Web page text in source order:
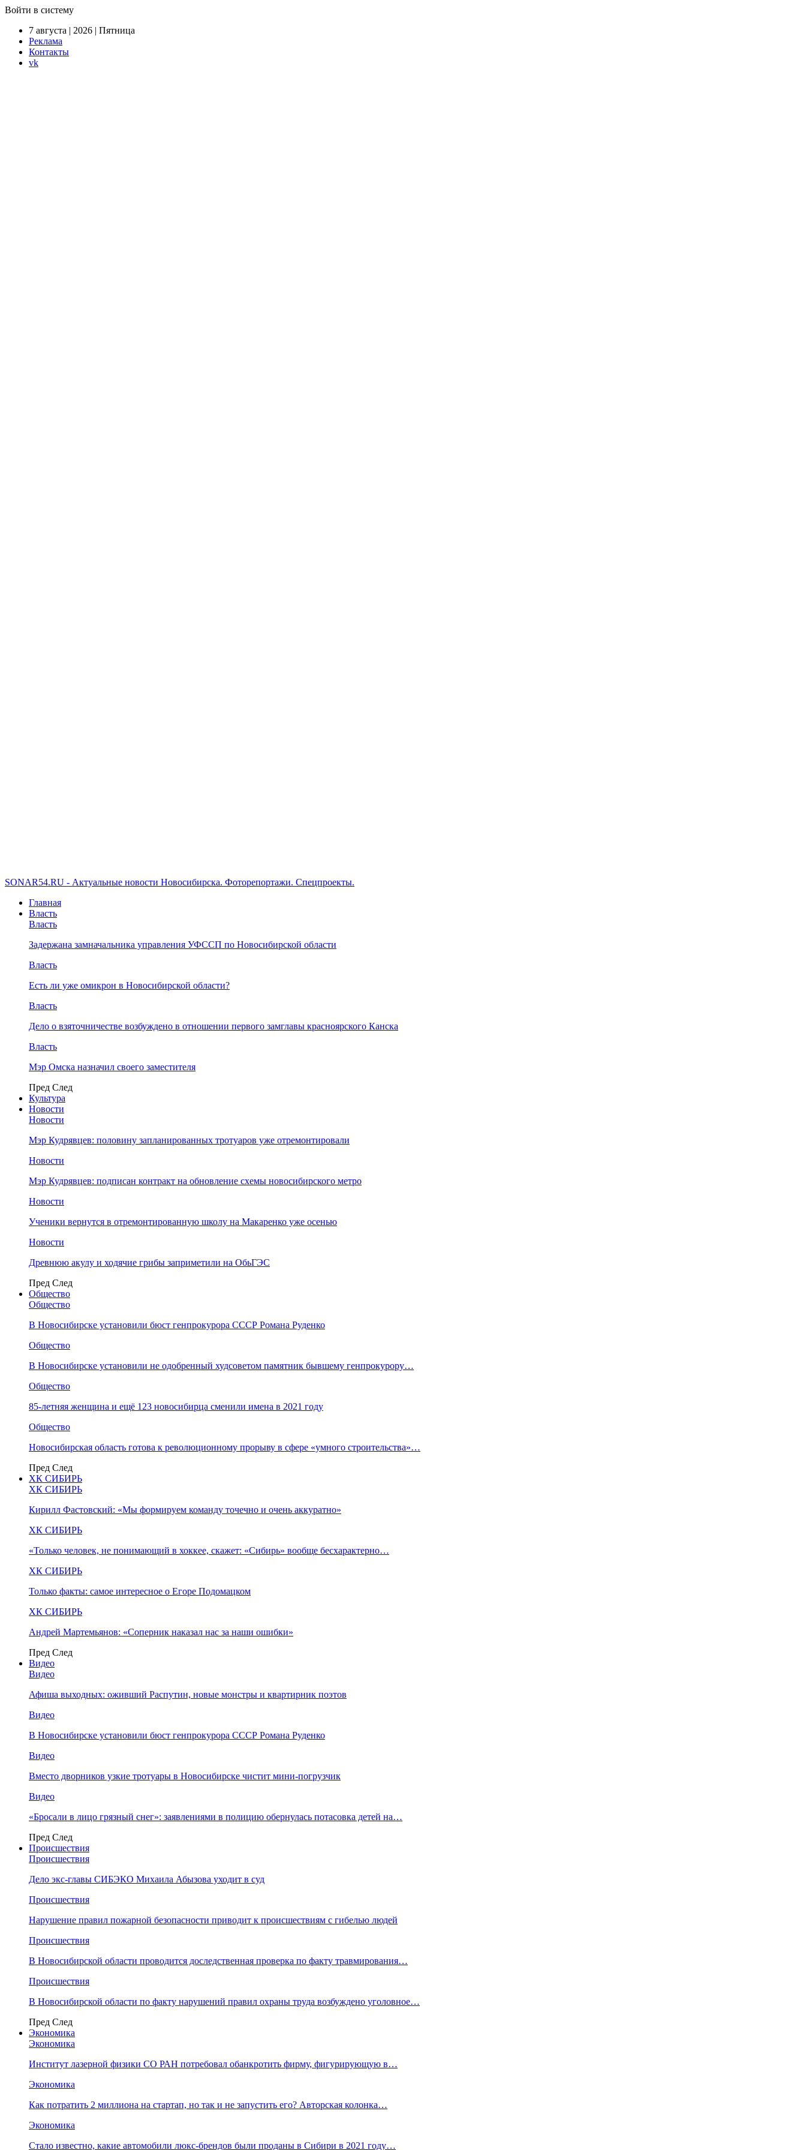
Войти в систему
7 августа | 2026 | Пятница
Реклама
Контакты
vk
SONAR54.RU - Актуальные новости Новосибирска. Фоторепортажи. Спецпроекты.
Главная
Власть
Власть
Задержана замначальника управления УФССП по Новосибирской области
Власть
Есть ли уже омикрон в Новосибирской области?
Власть
Дело о взяточничестве возбуждено в отношении первого замглавы красноярского Канска
Власть
Мэр Омска назначил своего заместителя
Пред След
Культура
Новости
Новости
Мэр Кудрявцев: половину запланированных тротуаров уже отремонтировали
Новости
Мэр Кудрявцев: подписан контракт на обновление схемы новосибирского метро
Новости
Ученики вернутся в отремонтированную школу на Макаренко уже осенью
Новости
Древнюю акулу и ходячие грибы заприметили на ОбьГЭС
Пред След
Общество
Общество
В Новосибирске установили бюст генпрокурора СССР Романа Руденко
Общество
В Новосибирске установили не одобренный худсоветом памятник бывшему генпрокурору…
Общество
85-летняя женщина и ещё 123 новосибирца сменили имена в 2021 году
Общество
Новосибирская область готова к революционному прорыву в сфере «умного строительства»…
Пред След
ХК СИБИРЬ
ХК СИБИРЬ
Кирилл Фастовский: «Мы формируем команду точечно и очень аккуратно»
ХК СИБИРЬ
«Только человек, не понимающий в хоккее, скажет: «Сибирь» вообще бесхарактерно…
ХК СИБИРЬ
Только факты: самое интересное о Егоре Подомацком
ХК СИБИРЬ
Андрей Мартемьянов: «Соперник наказал нас за наши ошибки»
Пред След
Видео
Видео
Афиша выходных: оживший Распутин, новые монстры и квартирник поэтов
Видео
В Новосибирске установили бюст генпрокурора СССР Романа Руденко
Видео
Вместо дворников узкие тротуары в Новосибирске чистит мини-погрузчик
Видео
«Бросали в лицо грязный снег»: заявлениями в полицию обернулась потасовка детей на…
Пред След
Происшествия
Происшествия
Дело экс-главы СИБЭКО Михаила Абызова уходит в суд
Происшествия
Нарушение правил пожарной безопасности приводит к происшествиям с гибелью людей
Происшествия
В Новосибирской области проводится доследственная проверка по факту травмирования…
Происшествия
В Новосибирской области по факту нарушений правил охраны труда возбуждено уголовное…
Пред След
Экономика
Экономика
Институт лазерной физики СО РАН потребовал обанкротить фирму, фигурирующую в…
Экономика
Как потратить 2 миллиона на стартап, но так и не запустить его? Авторская колонка…
Экономика
Стало известно, какие автомобили люкс-брендов были проданы в Сибири в 2021 году…